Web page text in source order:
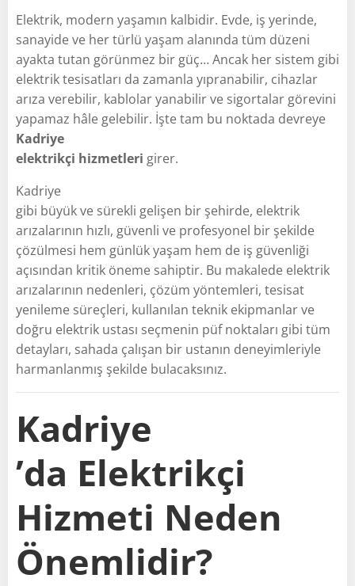
Elektrik, modern yaşamın kalbidir. Evde, iş yerinde,
sanayide ve her türlü yaşam alanında tüm düzeni
ayakta tutan görünmez bir güç… Ancak her sistem gibi
elektrik tesisatları da zamanla yıpranabilir, cihazlar
arıza verebilir, kablolar yanabilir ve sigortalar görevini
yapamaz hâle gelebilir. İşte tam bu noktada devreye
Kadriye
elektrikçi hizmetleri girer.
Kadriye
gibi büyük ve sürekli gelişen bir şehirde, elektrik
arızalarının hızlı, güvenli ve profesyonel bir şekilde
çözülmesi hem günlük yaşam hem de iş güvenliği
açısından kritik öneme sahiptir. Bu makalede elektrik
arızalarının nedenleri, çözüm yöntemleri, tesisat
yenileme süreçleri, kullanılan teknik ekipmanlar ve
doğru elektrik ustası seçmenin püf noktaları gibi tüm
detayları, sahada çalışan bir ustanın deneyimleriyle
harmanlanmış şekilde bulacaksınız.
Kadriye
’da Elektrikçi
Hizmeti Neden
Önemlidir?